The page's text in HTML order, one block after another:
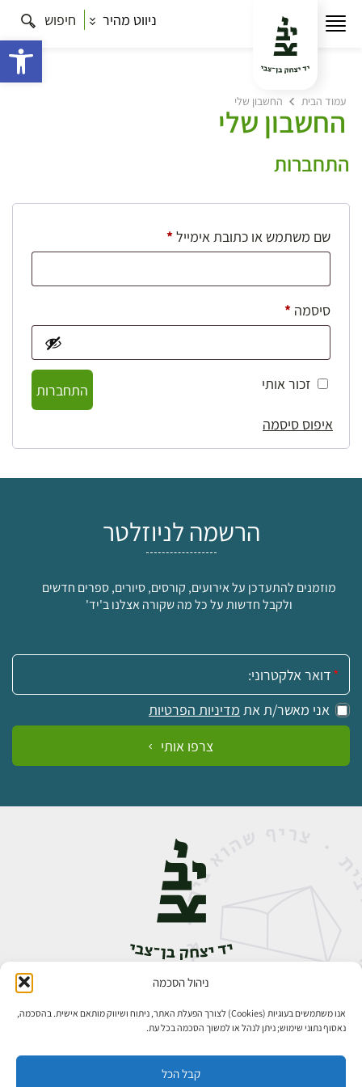
ניהול הסכמה
אנו משתמשים בעוגיות (Cookies) לצורך הפעלת האתר, ניתוח ושיווק מותאם אישית. בהסכמה,
נאסוף נתוני שימוש; ניתן לנהל או למשוך הסכמה בכל עת.
קבל הכל
ניווט מהיר חיפוש
עמוד הבית החשבון שלי
החשבון שלי
התחברות
שם משתמש או כתובת אימייל*חובה
סיסמה *חובה
זכור אותי
התחברות
איפוס סיסמה
הרשמה לניוזלטר
מוזמנים להתעדכן על אירועים, קורסים, סיורים, ספרים חדשים
ולקבל חדשות על כל מה שקורה אצלנו ב'יד'
אימייל:
אני מאשר/ת את מדיניות הפרטיות
צרפו אותי
אבן גבירול 14, רחביה, ירושלים